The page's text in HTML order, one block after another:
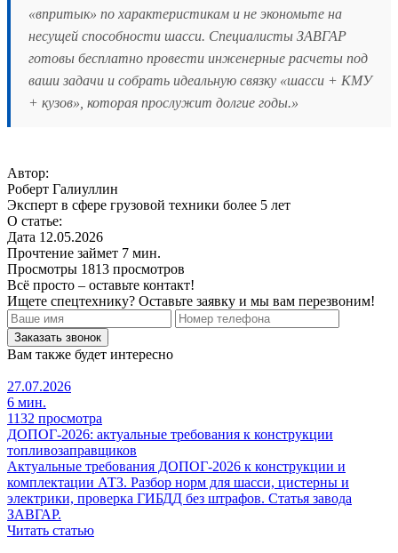
«впритык» по характеристикам и не экономьте на
несущей способности шасси. Специалисты ЗАВГАР
готовы бесплатно провести инженерные расчеты под
ваши задачи и собрать идеальную связку «шасси + КМУ
+ кузов», которая прослужит долгие годы.»
Автор:
Роберт Галиуллин
Эксперт в сфере грузовой техники более 5 лет
О статье:
Дата 12.05.2026
Прочтение займет 7 мин.
Просмотры 1813 просмотров
Всё просто – оставьте контакт!
Ищете спецтехнику? Оставьте заявку и мы вам перезвоним!
Заказать звонок
Вам также будет интересно
27.07.2026
6 мин.
1132 просмотра
ДОПОГ-2026: актуальные требования к конструкции
топливозаправщиков
Актуальные требования ДОПОГ-2026 к конструкции и
комплектации АТЗ. Разбор норм для шасси, цистерны и
электрики, проверка ГИБДД без штрафов. Статья завода
ЗАВГАР.
Читать статью